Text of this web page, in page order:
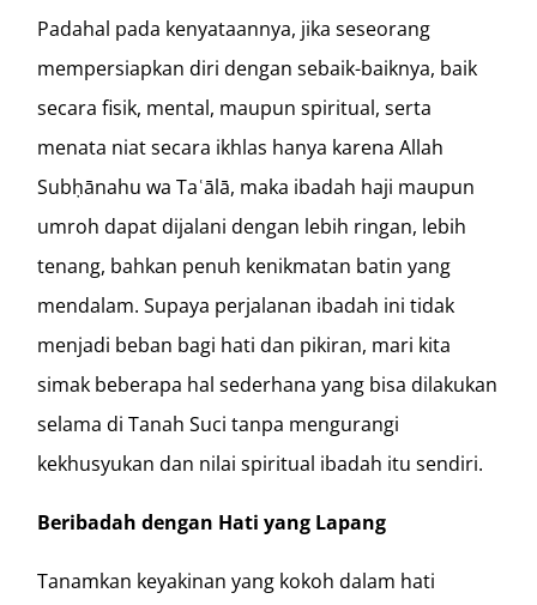
Padahal pada kenyataannya, jika seseorang
mempersiapkan diri dengan sebaik-baiknya, baik
secara fisik, mental, maupun spiritual, serta
menata niat secara ikhlas hanya karena Allah
Subḥānahu wa Taʿālā, maka ibadah haji maupun
umroh dapat dijalani dengan lebih ringan, lebih
tenang, bahkan penuh kenikmatan batin yang
mendalam. Supaya perjalanan ibadah ini tidak
menjadi beban bagi hati dan pikiran, mari kita
simak beberapa hal sederhana yang bisa dilakukan
selama di Tanah Suci tanpa mengurangi
kekhusyukan dan nilai spiritual ibadah itu sendiri.
Beribadah dengan Hati yang Lapang
Tanamkan keyakinan yang kokoh dalam hati